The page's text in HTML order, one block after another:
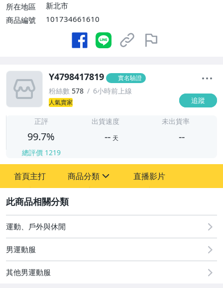
所在地區
新北市
商品編號
101734661610
Y4798417819 實名驗證
粉絲數 578 6小時前上線
人氣賣家 追蹤
正評
99.7%
總評價 1219
出貨速度
-- 天
未出貨率
--
首頁主打 商品分類
圖書/影音/文具
古董、藝術與礦石
手機、配件與通訊
直播影片
運動、戶外與休閒
男運動服
其他男運動服